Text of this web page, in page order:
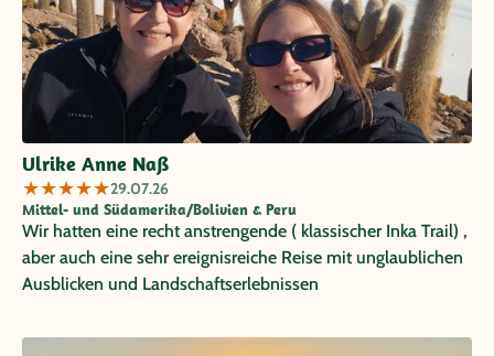
bei Transfers gelegentlich zu kleinen Verspätungen
kommen könne. Das entsprach auch unseren Erwartungen
an ein lateinamerikanisches Land. Während der gesamten
2,5 Wochen gab es jedoch nicht die kleinste Verzögerung
oder Wartezeit für uns. Hervorragend organisiert – ein
herzliches Dankeschön an alle, die zu dieser wunderbaren
Reise beigetragen haben!
Ulrike Anne Naß
★★★★★29.07.26
Mittel- und Südamerika/Bolivien & Peru
Wir hatten eine recht anstrengende ( klassischer Inka Trail) ,
aber auch eine sehr ereignisreiche Reise mit unglaublichen
Ausblicken und Landschaftserlebnissen